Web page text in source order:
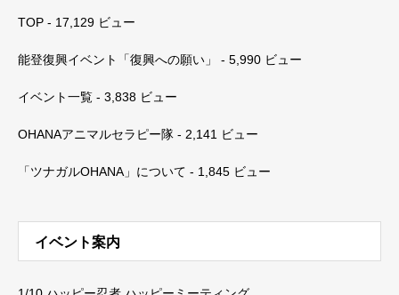
TOP - 17,129 ビュー
能登復興イベント「復興への願い」 - 5,990 ビュー
イベント一覧 - 3,838 ビュー
OHANAアニマルセラピー隊 - 2,141 ビュー
「ツナガルOHANA」について - 1,845 ビュー
イベント案内